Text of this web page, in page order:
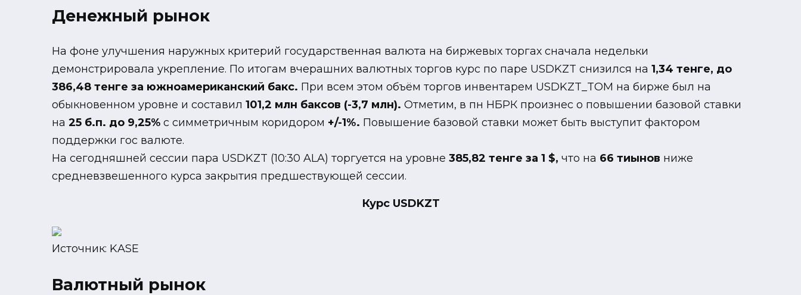
Денежный рынок
На фоне улучшения наружных критерий государственная валюта на биржевых торгах сначала недельки
демонстрировала укрепление. По итогам вчерашних валютных торгов курс по паре USDKZT снизился на 1,34 тенге, до
386,48 тенге за южноамериканский бакс. При всем этом объём торгов инвентарем USDKZT_TOM на бирже был на
обыкновенном уровне и составил 101,2 млн баксов (-3,7 млн). Отметим, в пн НБРК произнес о повышении базовой ставки
на 25 б.п. до 9,25% с симметричным коридором +/-1%. Повышение базовой ставки может быть выступит фактором
поддержки гос валюте.
На сегодняшней сессии пара USDKZT (10:30 ALA) торгуется на уровне 385,82 тенге за 1 $, что на 66 тиынов ниже
средневзвешенного курса закрытия предшествующей сессии.
Курс USDKZT
Источник: KASE
Валютный рынок